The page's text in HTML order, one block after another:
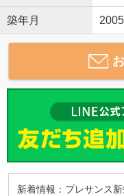
築年月
新着情報：プレサンス